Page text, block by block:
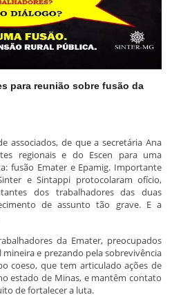
para reunião sobre fusão da
associados, de que a secretária Ana
regionais e do Escen para uma
fusão Emater e Epamig. Importante
e Sintappi protocolaram ofício,
dos trabalhadores das duas
de assunto tão grave. E a
da Emater, preocupados
e prezando pela sobrevivência
coeso, que tem articulado ações de
estado de Minas, e mantêm contato
de fortalecer a luta.